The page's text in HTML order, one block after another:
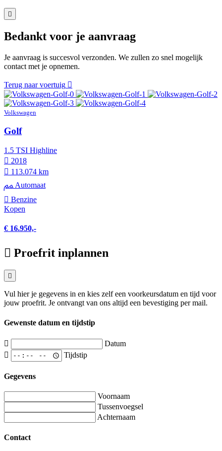
Bedankt voor je aanvraag
Je aanvraag is succesvol verzonden. We zullen zo snel mogelijk
contact met je opnemen.
Terug naar voertuig
Volkswagen
Golf
1.5 TSI Highline
2018
113.074 km
Automaat
Benzine
Kopen
€ 16.950,-
Proefrit inplannen
Vul hier je gegevens in en kies zelf een voorkeursdatum en tijd voor
jouw proefrit. Je ontvangt van ons altijd een bevestiging per mail.
Gewenste datum en tijdstip
Datum
Tijdstip
Gegevens
Voornaam
Tussenvoegsel
Achternaam
Contact